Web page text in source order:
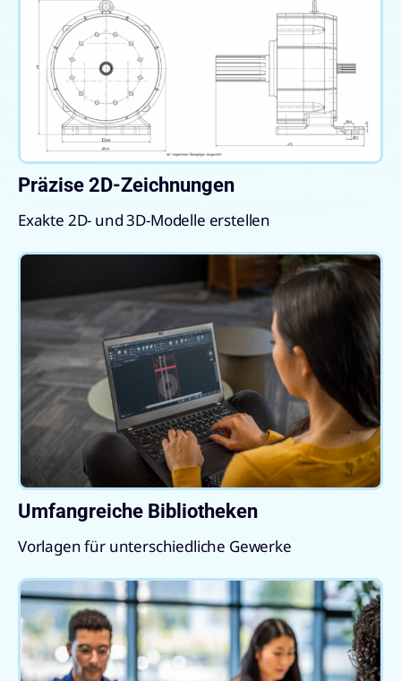
Präzise 2D-Zeichnungen
Exakte 2D- und 3D-Modelle erstellen
Umfangreiche Bibliotheken
Vorlagen für unterschiedliche Gewerke